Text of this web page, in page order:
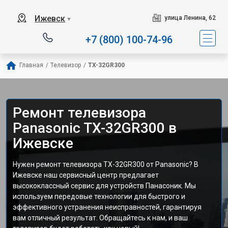
Ижевск ▼ улица Ленина, 62
+7 (800) 100-74-96
Главная / Телевизор / TX-32GR300
Ремонт телевизора
Panasonic TX-32GR300 в
Ижевске
Нужен ремонт телевизора TX-32GR300 от Panasonic? В
Ижевске наш сервисный центр предлагает
высококлассный сервис для устройств Панасоник. Мы
используем передовые технологии для быстрого и
эффективного устранения неисправностей, гарантируя
вам отличный результат. Обращайтесь к нам, и ваш